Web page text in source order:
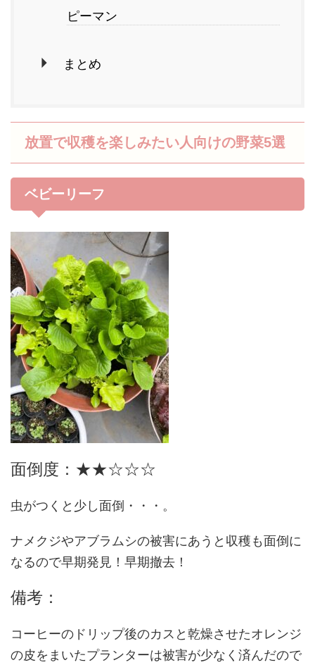
ピーマン
まとめ
放置で収穫を楽しみたい人向けの野菜5選
ベビーリーフ
面倒度：★★☆☆☆
虫がつくと少し面倒・・・。
ナメクジやアブラムシの被害にあうと収穫も面倒に
なるので早期発見！早期撤去！
備考：
コーヒーのドリップ後のカスと乾燥させたオレンジ
の皮をまいたプランターは被害が少なく済んだので